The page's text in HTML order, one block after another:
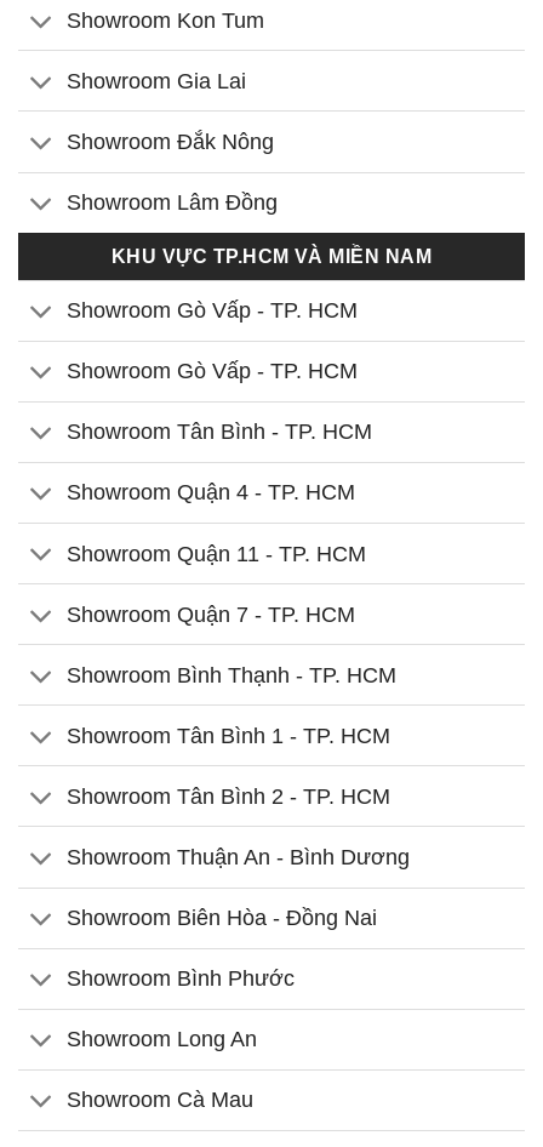
Showroom Kon Tum
Showroom Gia Lai
Showroom Đắk Nông
Showroom Lâm Đồng
KHU VỰC TP.HCM VÀ MIỀN NAM
Showroom Gò Vấp - TP. HCM
Showroom Gò Vấp - TP. HCM
Showroom Tân Bình - TP. HCM
Showroom Quận 4 - TP. HCM
Showroom Quận 11 - TP. HCM
Showroom Quận 7 - TP. HCM
Showroom Bình Thạnh - TP. HCM
Showroom Tân Bình 1 - TP. HCM
Showroom Tân Bình 2 - TP. HCM
Showroom Thuận An - Bình Dương
Showroom Biên Hòa - Đồng Nai
Showroom Bình Phước
Showroom Long An
Showroom Cà Mau